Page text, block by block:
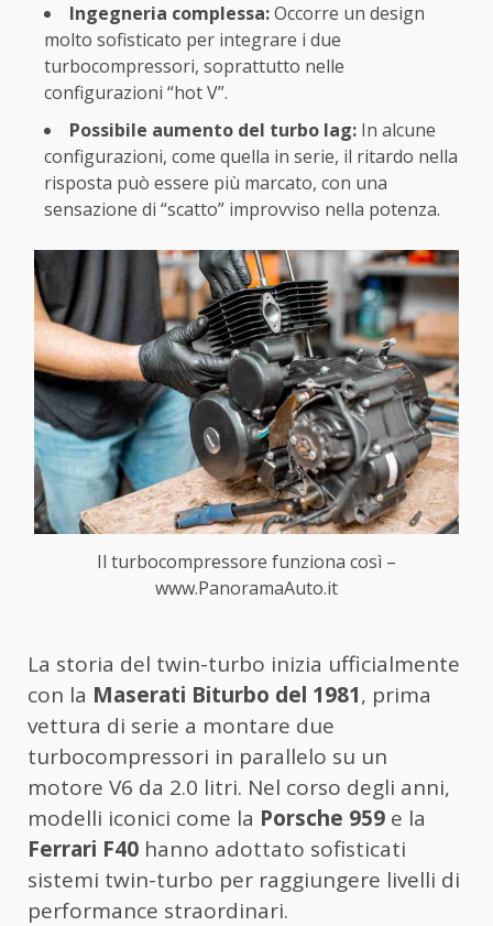
Ingegneria complessa:Occorre un design
molto sofisticato per integrare i due
turbocompressori, soprattutto nelle
configurazioni “hot V”.
Possibile aumento del turbo lag: In alcune
configurazioni, come quella in serie, il ritardo nella
risposta può essere più marcato, con una
sensazione di “scatto” improvviso nella potenza.
Il turbocompressore funziona così –
www.PanoramaAuto.it
La storia del twin-turbo inizia ufficialmente
con la Maserati Biturbo del 1981, prima
vettura di serie a montare due
turbocompressori in parallelo su un
motore V6 da 2.0 litri. Nel corso degli anni,
modelli iconici come la Porsche 959 e la
Ferrari F40 hanno adottato sofisticati
sistemi twin-turbo per raggiungere livelli di
performance straordinari.